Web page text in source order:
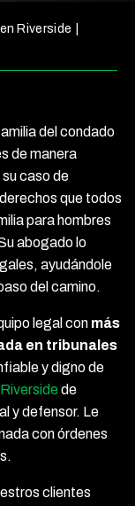
Riverside
del condado
de manera
caso de
que todos
para hombres
abogado lo
ayudándole
del camino.
legal con más
en tribunales
y digno de
de
y defensor. Le
con órdenes
clientes